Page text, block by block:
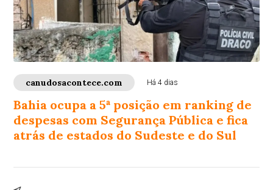
canudosacontece.com Há 4 dias
Bahia ocupa a 5ª posição em ranking de
despesas com Segurança Pública e fica
atrás de estados do Sudeste e do Sul